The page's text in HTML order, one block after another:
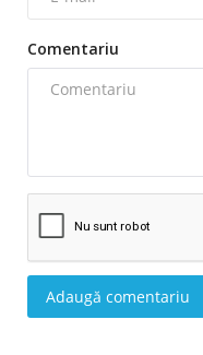
Comentariu
Adaugă comentariu